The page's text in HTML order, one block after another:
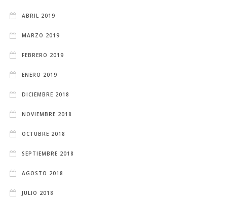
ABRIL 2019
MARZO 2019
FEBRERO 2019
ENERO 2019
DICIEMBRE 2018
NOVIEMBRE 2018
OCTUBRE 2018
SEPTIEMBRE 2018
AGOSTO 2018
JULIO 2018